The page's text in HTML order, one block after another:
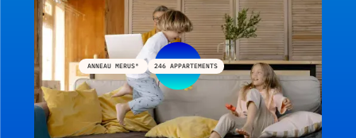
ANNEAU MERUS® 246 APPARTEMENTS